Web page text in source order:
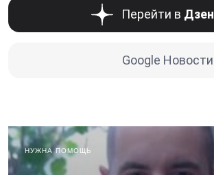
Перейти в Дзен
Google Новости
НУЖНА ПОМОЩЬ